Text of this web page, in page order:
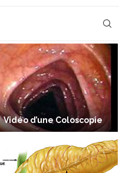
Vidéo d’une Coloscopie